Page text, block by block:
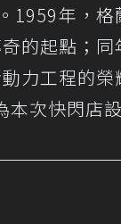
1959年，
的起點；
力工程的
次快閃店